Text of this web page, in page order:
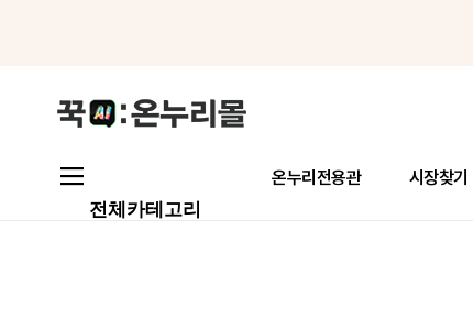
온누리전용관 시장찾기
전체카테고리